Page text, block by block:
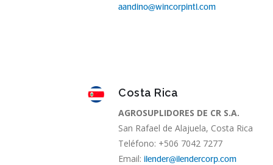
aandino@wincorpintl.com
Costa Rica
AGROSUPLIDORES DE CR S.A.
San Rafael de Alajuela, Costa Rica
Teléfono: +506 7042 7277
Email: ilender@ilendercorp.com